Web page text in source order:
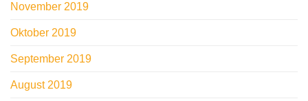
November 2019
Oktober 2019
September 2019
August 2019